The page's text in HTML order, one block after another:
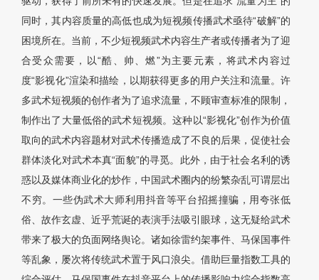
同时，其内容质量的高低也成为短视频传播武术亟待“破解”的
困境所在。当前，不少短视频武术内容生产者或传播者为了迎
合受众需要，以“酷、帅、燃”为主要元素，将武术内容过
度“影视化”渲染和描绘，以期获得更多的用户关注和流量。许
多武术短视频的创作者为了追求流量，不顾审查标准的限制，
制作出了大量低俗的武术短视频。这种以“影视化”创作为价值
取向的武术内容题材对武术传播造成了不良的后果，促使社会
群体淡化对武术本真“面貌”的寻觅。此外，由于社会名利的诱
惑以及媒体商业化的炒作，中国武术圈内的纷繁杂乱可谓层出
不穷。一些伪武术大师利用抖音等平台招摇撞骗，用夸张低
俗、故作玄虚、近乎荒诞的表演手法吸引眼球，这无疑给武术
带来了极大的负面网络舆论。诸如徐雷约架事件、马保国事件
等乱象，屡次将传统武术置于风口浪尖。借助巨量指数工具的